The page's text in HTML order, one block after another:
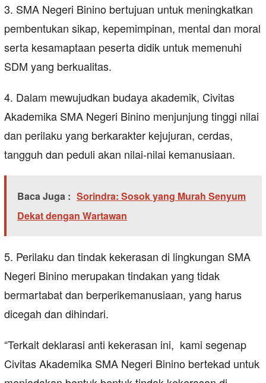
3. SMA Negeri Binino bertujuan untuk meningkatkan
pembentukan sikap, kepemimpinan, mental dan moral
serta kesamaptaan peserta didik untuk memenuhi
SDM yang berkualitas.
4. Dalam mewujudkan budaya akademik, Civitas
Akademika SMA Negeri Binino menjunjung tinggi nilai
dan perilaku yang berkarakter kejujuran, cerdas,
tangguh dan peduli akan nilai-nilai kemanusiaan.
Baca Juga : Sorindra: Sosok yang Murah Senyum
Dekat dengan Wartawan
5. Perilaku dan tindak kekerasan di lingkungan SMA
Negeri Binino merupakan tindakan yang tidak
bermartabat dan berperikemanusiaan, yang harus
dicegah dan dihindari.
“Terkait deklarasi anti kekerasan ini, kami segenap
Civitas Akademika SMA Negeri Binino bertekad untuk